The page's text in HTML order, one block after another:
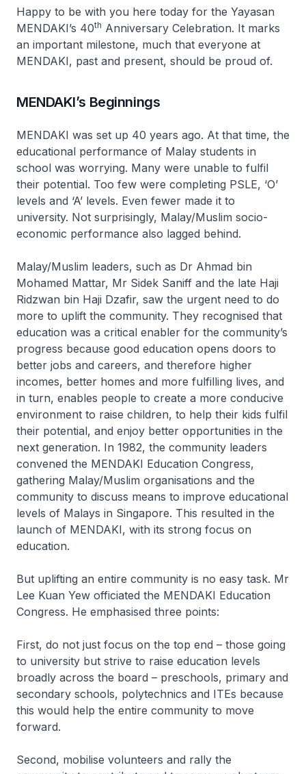
Happy to be with you here today for the Yayasan
MENDAKI’s 40th Anniversary Celebration. It marks
an important milestone, much that everyone at
MENDAKI, past and present, should be proud of.
MENDAKI’s Beginnings
MENDAKI was set up 40 years ago. At that time, the
educational performance of Malay students in
school was worrying. Many were unable to fulfil
their potential. Too few were completing PSLE, ‘O’
levels and ‘A’ levels. Even fewer made it to
university. Not surprisingly, Malay/Muslim socio-
economic performance also lagged behind.
Malay/Muslim leaders, such as Dr Ahmad bin
Mohamed Mattar, Mr Sidek Saniff and the late Haji
Ridzwan bin Haji Dzafir, saw the urgent need to do
more to uplift the community. They recognised that
education was a critical enabler for the community’s
progress because good education opens doors to
better jobs and careers, and therefore higher
incomes, better homes and more fulfilling lives, and
in turn, enables people to create a more conducive
environment to raise children, to help their kids fulfil
their potential, and enjoy better opportunities in the
next generation. In 1982, the community leaders
convened the MENDAKI Education Congress,
gathering Malay/Muslim organisations and the
community to discuss means to improve educational
levels of Malays in Singapore. This resulted in the
launch of MENDAKI, with its strong focus on
education.
But uplifting an entire community is no easy task. Mr
Lee Kuan Yew officiated the MENDAKI Education
Congress. He emphasised three points:
First, do not just focus on the top end – those going
to university but strive to raise education levels
broadly across the board – preschools, primary and
secondary schools, polytechnics and ITEs because
this would help the entire community to move
forward.
Second, mobilise volunteers and rally the